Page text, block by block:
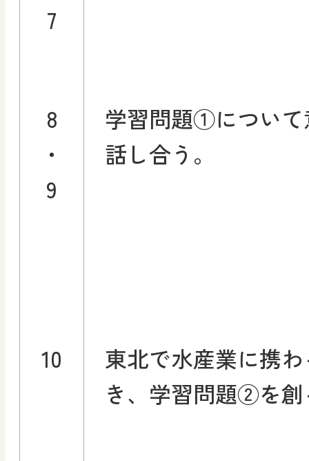
7
8
・
9
学習問題①につい
話し合う。
10
東北で水産業に携
き、学習問題②を